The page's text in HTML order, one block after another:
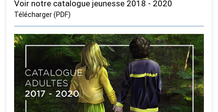
Voir notre catalogue jeunesse 2018 - 2020
Télécharger (PDF)